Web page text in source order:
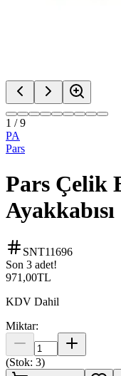
1 /9
PA
Pars
Pars Çelik
SNT11696
Son 3 adet!
971,00TL
KDV Dahil
Miktar:
(Stok: 3)